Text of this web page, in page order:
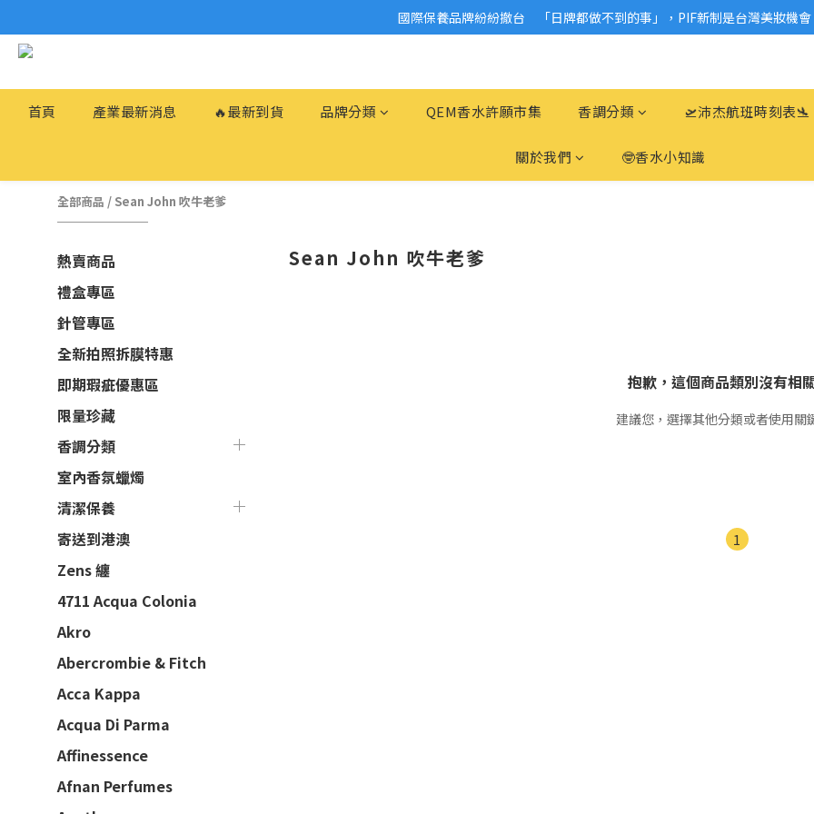
2026美妝小樣、試用品變少？PIF化妝品身分證7月上路！消費者必懂5觀
國際保養品牌紛紛撤台　「日牌都做不到的事」，PIF新制是台灣美妝機會
首頁 產業最新消息 🔥最新到貨 品牌分類 QEM香水許願市集 香調分類 🛫沛杰航班時刻表🛬
關於我們 🤓香水小知識
全部商品 / Sean John 吹牛老爹
熱賣商品
禮盒專區
針管專區
全新拍照拆膜特惠
即期瑕疵優惠區
限量珍藏
香調分類
室內香氛蠟燭
清潔保養
寄送到港澳
Zens 纏
4711 Acqua Colonia
Akro
Abercrombie & Fitch
Acca Kappa
Acqua Di Parma
Affinessence
Afnan Perfumes
Sean John 吹牛老爹
抱歉，這個商品類別沒有相
建議您，選擇其他分類或者使用關
1